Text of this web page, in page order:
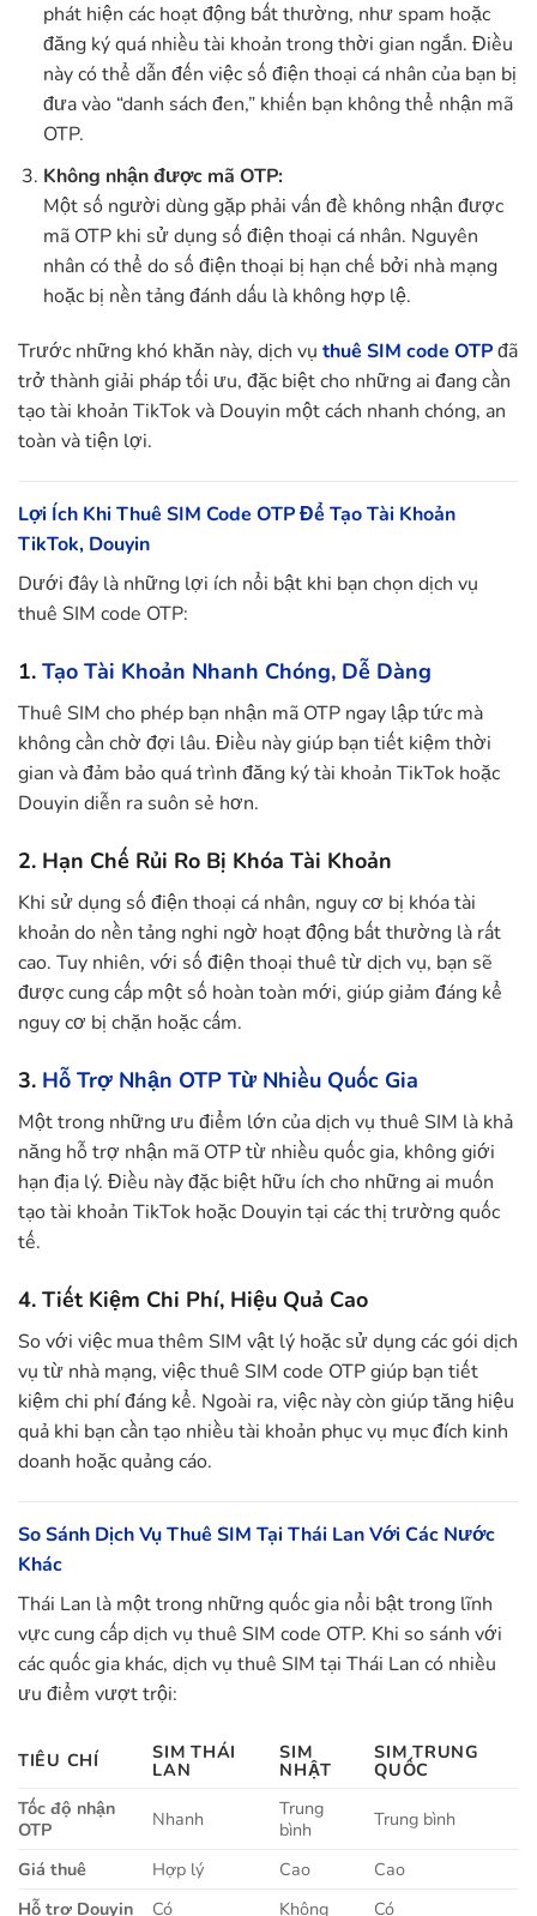
phát hiện các hoạt động bất thường, như spam hoặc
đăng ký quá nhiều tài khoản trong thời gian ngắn. Điều
này có thể dẫn đến việc số điện thoại cá nhân của bạn bị
đưa vào “danh sách đen,” khiến bạn không thể nhận mã
OTP.
Không nhận được mã OTP:
Một số người dùng gặp phải vấn đề không nhận được
mã OTP khi sử dụng số điện thoại cá nhân. Nguyên
nhân có thể do số điện thoại bị hạn chế bởi nhà mạng
hoặc bị nền tảng đánh dấu là không hợp lệ.
Trước những khó khăn này, dịch vụ thuê SIM code OTPđã
trở thành giải pháp tối ưu, đặc biệt cho những ai đang cần
tạo tài khoản TikTok và Douyin một cách nhanh chóng, an
toàn và tiện lợi.
Lợi Ích Khi Thuê SIM Code OTP Để Tạo Tài Khoản
TikTok, Douyin
Dưới đây là những lợi ích nổi bật khi bạn chọn dịch vụ
thuê SIM code OTP:
1. Tạo Tài Khoản Nhanh Chóng, Dễ Dàng
Thuê SIM cho phép bạn nhận mã OTP ngay lập tức mà
không cần chờ đợi lâu. Điều này giúp bạn tiết kiệm thời
gian và đảm bảo quá trình đăng ký tài khoản TikTok hoặc
Douyin diễn ra suôn sẻ hơn.
2. Hạn Chế Rủi Ro Bị Khóa Tài Khoản
Khi sử dụng số điện thoại cá nhân, nguy cơ bị khóa tài
khoản do nền tảng nghi ngờ hoạt động bất thường là rất
cao. Tuy nhiên, với số điện thoại thuê từ dịch vụ, bạn sẽ
được cung cấp một số hoàn toàn mới, giúp giảm đáng kể
nguy cơ bị chặn hoặc cấm.
3. Hỗ Trợ Nhận OTP Từ Nhiều Quốc Gia
Một trong những ưu điểm lớn của dịch vụ thuê SIM là khả
năng hỗ trợ nhận mã OTP từ nhiều quốc gia, không giới
hạn địa lý. Điều này đặc biệt hữu ích cho những ai muốn
tạo tài khoản TikTok hoặc Douyin tại các thị trường quốc
tế.
4. Tiết Kiệm Chi Phí, Hiệu Quả Cao
So với việc mua thêm SIM vật lý hoặc sử dụng các gói dịch
vụ từ nhà mạng, việc thuê SIM code OTP giúp bạn tiết
kiệm chi phí đáng kể. Ngoài ra, việc này còn giúp tăng hiệu
quả khi bạn cần tạo nhiều tài khoản phục vụ mục đích kinh
doanh hoặc quảng cáo.
So Sánh Dịch Vụ Thuê SIM Tại Thái Lan Với Các Nước
Khác
Thái Lan là một trong những quốc gia nổi bật trong lĩnh
vực cung cấp dịch vụ thuê SIM code OTP. Khi so sánh với
các quốc gia khác, dịch vụ thuê SIM tại Thái Lan có nhiều
ưu điểm vượt trội:
TIÊU CHÍ SIM THÁI
LAN
SIM
NHẬT
SIM TRUNG
QUỐC
Tốc độ nhận
OTP
Nhanh
Trung
bình
Trung bình
Giá thuê Hợp lý Cao
Cao
Hỗ trợ Douyin
Có Không Có